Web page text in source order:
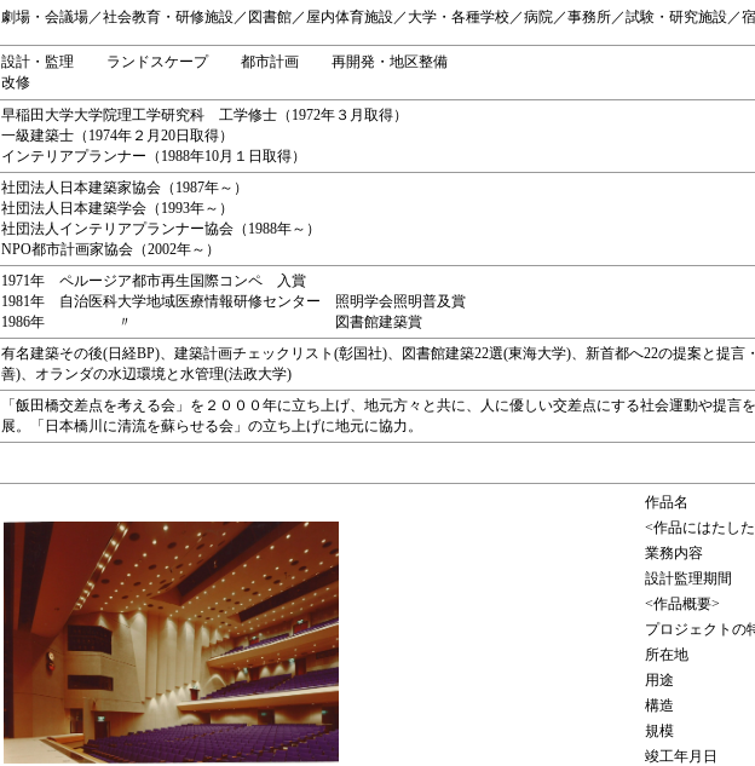
劇場・会議場／社会教育・研修施設／図書館／屋内体育施設／大学・各種学校／病院／事務所／試験・研究施設／
設計・監理 ランドスケープ 都市計画 再開発・地区整備
改修
早稲田大学大学院理工学研究科 工学修士（1972年３月取得）
一級建築士（1974年２月20日取得）
インテリアプランナー（1988年10月１日取得）
社団法人日本建築家協会（1987年～）
社団法人日本建築学会（1993年～）
社団法人インテリアプランナー協会（1988年～）
NPO都市計画家協会（2002年～）
1971年 ペルージア都市再生国際コンペ 入賞
1981年 自治医科大学地域医療情報研修センター 照明学会照明普及賞
1986年 〃 図書館建築賞
有名建築その後(日経BP)、建築計画チェックリスト(彰国社)、図書館建築22選(東海大学)、新首都へ22の提案と提
善)、オランダの水辺環境と水管理(法政大学)
「飯田橋交差点を考える会」を２０００年に立ち上げ、地元方々と共に、人に優しい交差点にする社会運動や提
展。「日本橋川に清流を蘇らせる会」の立ち上げに地元に協力。
作品名
<作品にはたし
業務内容
設計監理期間
<作品概要>
プロジェクトの
所在地
用途
構造
規模
竣工年月日